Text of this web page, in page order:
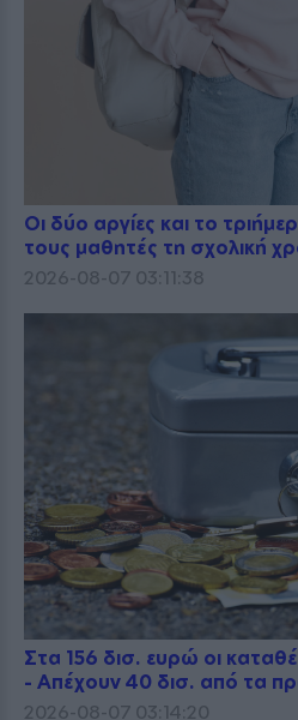
Οι δύο αργίες και το
τους μαθητές τη σχολική
2026-08-07 03:11:38
Στα 156 δισ. ευρώ οι
- Απέχουν 40 δισ. από τα
2026-08-07 03:14:20